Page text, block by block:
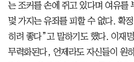
는 조커를 손에 쥐고 있다며 여유를
몇 가지는 유죄를 피할 수 없다. 확
히려 좋다”고 말하기도 했다. 이재
무력화된다, 언제라도 자신들이 원